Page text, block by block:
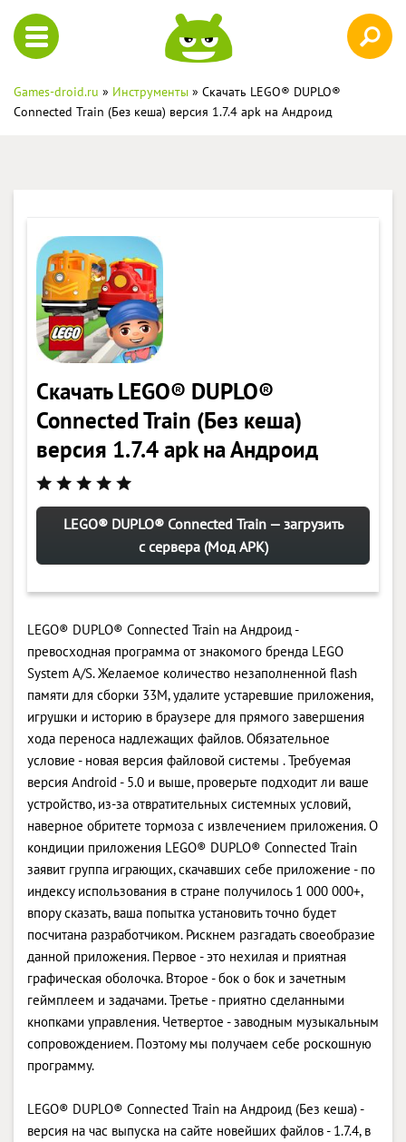
Games-droid.ru » Инструменты » Скачать LEGO® DUPLO®
Connected Train (Без кеша) версия 1.7.4 apk на Андроид
Скачать LEGO® DUPLO®
Connected Train (Без кеша)
версия 1.7.4 apk на Андроид
LEGO® DUPLO® Connected Train — загрузить
с сервера (Мод APK)
LEGO® DUPLO® Connected Train на Андроид -
превосходная программа от знакомого бренда LEGO
System A/S. Желаемое количество незаполненной flash
памяти для сборки 33M, удалите устаревшие приложения,
игрушки и историю в браузере для прямого завершения
хода переноса надлежащих файлов. Обязательное
условие - новая версия файловой системы . Требуемая
версия Android - 5.0 и выше, проверьте подходит ли ваше
устройство, из-за отвратительных системных условий,
наверное обритете тормоза с извлечением приложения. О
кондиции приложения LEGO® DUPLO® Connected Train
заявит группа играющих, скачавших себе приложение - по
индексу использования в стране получилось 1 000 000+,
впору сказать, ваша попытка установить точно будет
посчитана разработчиком. Рискнем разгадать своеобразие
данной приложения. Первое - это нехилая и приятная
графическая оболочка. Второе - бок о бок и зачетным
геймплеем и задачами. Третье - приятно сделанными
кнопками управления. Четвертое - заводным музыкальным
сопровождением. Поэтому мы получаем себе роскошную
программу.
LEGO® DUPLO® Connected Train на Андроид (Без кеша) -
версия на час выпуска на сайте новейших файлов - 1.7.4, в